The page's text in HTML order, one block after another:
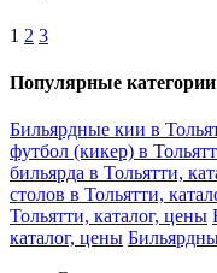
1 2 3
Популярные категории
Бильярдные кии в
футбол (кикер) в
бильярда в Тольятти,
столов в Тольятти,
Тольятти, каталог, цены
каталог, цены